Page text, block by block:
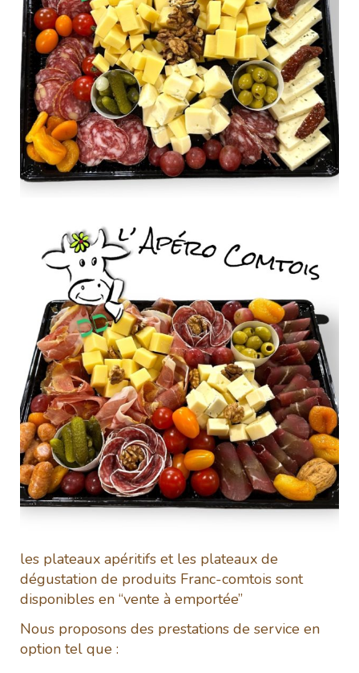
les plateaux apéritifs et les plateaux de
dégustation de produits Franc-comtois sont
disponibles en “vente à emportée”
Nous proposons des prestations de service en
option tel que :